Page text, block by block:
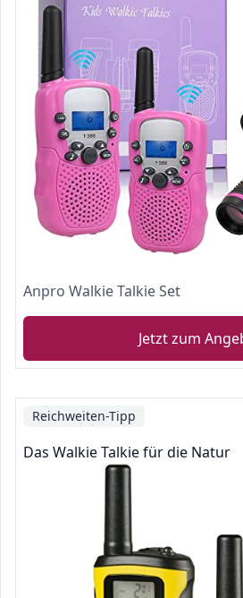
Anpro Walkie Talkie Set
Jetzt zum
Reichweiten-Tipp
Das Walkie Talkie für die Natur